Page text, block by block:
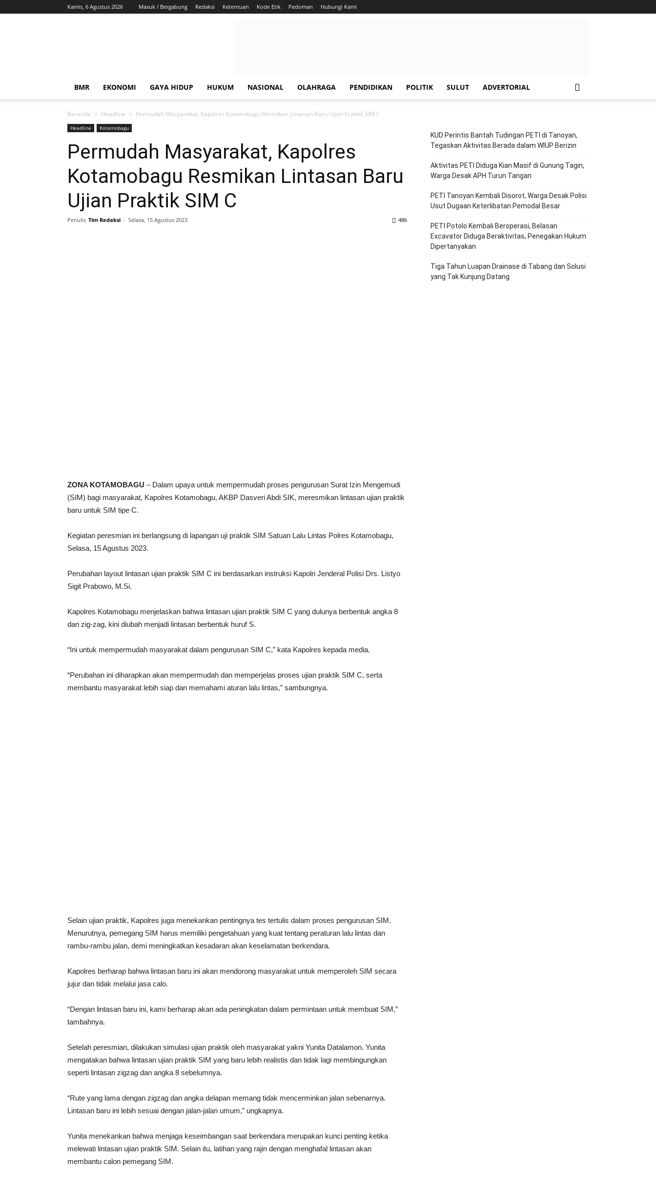
Kamis, 6 Agustus 2026 Masuk / Bergabung Redaksi Ketentuan Kode Etik Pedoman Hubungi Kami
BMR EKONOMI GAYA HIDUP HUKUM NASIONAL OLAHRAGA PENDIDIKAN POLITIK SULUT ADVERTORIAL
Beranda Headline Permudah Masyarakat, Kapolres Kotamobagu Resmikan Lintasan Baru Ujian Praktik SIM C
Headline Kotamobagu
Permudah Masyarakat, Kapolres
Kotamobagu Resmikan Lintasan Baru
Ujian Praktik SIM C
Penulis Tim Redaksi - Selasa, 15 Agustus 2023 486
ZONA KOTAMOBAGU – Dalam upaya untuk mempermudah proses pengurusan Surat Izin Mengemudi
(SIM) bagi masyarakat, Kapolres Kotamobagu, AKBP Dasveri Abdi SIK, meresmikan lintasan ujian praktik
baru untuk SIM tipe C.
Kegiatan peresmian ini berlangsung di lapangan uji praktik SIM Satuan Lalu Lintas Polres Kotamobagu,
Selasa, 15 Agustus 2023.
Perubahan layout lintasan ujian praktik SIM C ini berdasarkan instruksi Kapolri Jenderal Polisi Drs. Listyo
Sigit Prabowo, M.Si.
Kapolres Kotamobagu menjelaskan bahwa lintasan ujian praktik SIM C yang dulunya berbentuk angka 8
dan zig-zag, kini diubah menjadi lintasan berbentuk huruf S.
“Ini untuk mempermudah masyarakat dalam pengurusan SIM C,” kata Kapolres kepada media.
“Perubahan ini diharapkan akan mempermudah dan memperjelas proses ujian praktik SIM C, serta
membantu masyarakat lebih siap dan memahami aturan lalu lintas,” sambungnya.
Selain ujian praktik, Kapolres juga menekankan pentingnya tes tertulis dalam proses pengurusan SIM.
Menurutnya, pemegang SIM harus memiliki pengetahuan yang kuat tentang peraturan lalu lintas dan
rambu-rambu jalan, demi meningkatkan kesadaran akan keselamatan berkendara.
Kapolres berharap bahwa lintasan baru ini akan mendorong masyarakat untuk memperoleh SIM secara
jujur dan tidak melalui jasa calo.
“Dengan lintasan baru ini, kami berharap akan ada peningkatan dalam permintaan untuk membuat SIM,”
tambahnya.
Setelah peresmian, dilakukan simulasi ujian praktik oleh masyarakat yakni Yunita Datalamon. Yunita
mengatakan bahwa lintasan ujian praktik SIM yang baru lebih realistis dan tidak lagi membingungkan
seperti lintasan zigzag dan angka 8 sebelumnya.
“Rute yang lama dengan zigzag dan angka delapan memang tidak mencerminkan jalan sebenarnya.
Lintasan baru ini lebih sesuai dengan jalan-jalan umum,” ungkapnya.
Yunita menekankan bahwa menjaga keseimbangan saat berkendara merupakan kunci penting ketika
melewati lintasan ujian praktik SIM. Selain itu, latihan yang rajin dengan menghafal lintasan akan
membantu calon pemegang SIM.
KUD Perintis Bantah Tudingan PETI di Tanoyan,
Tegaskan Aktivitas Berada dalam WIUP Berizin
Aktivitas PETI Diduga Kian Masif di Gunung Tagin,
Warga Desak APH Turun Tangan
PETI Tanoyan Kembali Disorot, Warga Desak Polisi
Usut Dugaan Keterlibatan Pemodal Besar
PETI Potolo Kembali Beroperasi, Belasan
Excavator Diduga Beraktivitas, Penegakan Hukum
Dipertanyakan
Tiga Tahun Luapan Drainase di Tabang dan Solusi
yang Tak Kunjung Datang